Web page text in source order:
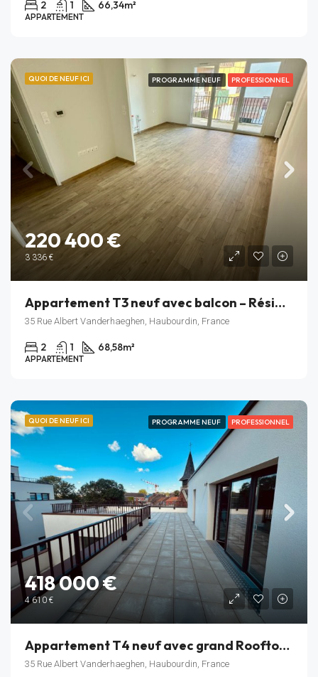
2 1 66,34m²
APPARTEMENT
QUOI DE NEUF ICI PROGRAMME NEUF PROFESSIONNEL
220 400 €
3 336 €
Appartement T3 neuf avec balcon – Résidence Rive Gauche – Haubourdin – Lot B_206
35 Rue Albert Vanderhaeghen, Haubourdin, France
2 1 68,58m²
APPARTEMENT
QUOI DE NEUF ICI PROGRAMME NEUF PROFESSIONNEL
418 000 €
4 610 €
Appartement T4 neuf avec grand Rooftop – Résidence Rive Gauche – Haubourdin – Lot A_401
35 Rue Albert Vanderhaeghen, Haubourdin, France